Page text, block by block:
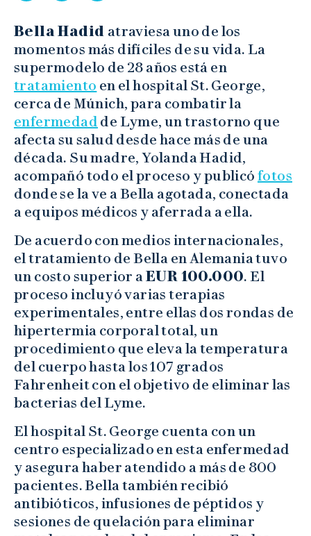
Bella Hadid atraviesa uno de los
momentos más difíciles de su vida. La
supermodelo de 28 años está en
tratamiento en el hospital St. George,
cerca de Múnich, para combatir la
enfermedad de Lyme, un trastorno que
afecta su salud desde hace más de una
década. Su madre, Yolanda Hadid,
acompañó todo el proceso y publicó fotos
donde se la ve a Bella agotada, conectada
a equipos médicos y aferrada a ella.
De acuerdo con medios internacionales,
el tratamiento de Bella en Alemania tuvo
un costo superior aEUR 100.000. El
proceso incluyó varias terapias
experimentales, entre ellas dos rondas de
hipertermia corporal total, un
procedimiento que eleva la temperatura
del cuerpo hasta los 107 grados
Fahrenheit con el objetivo de eliminar las
bacterias del Lyme.
El hospital St. George cuenta con un
centro especializado en esta enfermedad
y asegura haber atendido a más de 800
pacientes. Bella también recibió
antibióticos, infusiones de péptidos y
sesiones de quelación para eliminar